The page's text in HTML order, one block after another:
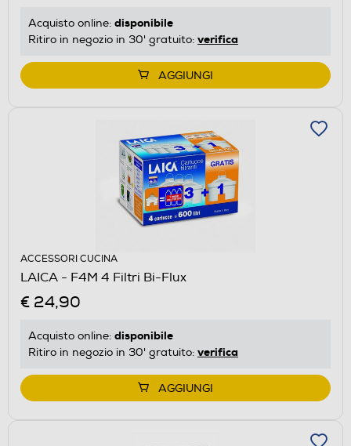
Acquisto online: disponibile
Ritiro in negozio in 30' gratuito: verifica
AGGIUNGI
ACCESSORI CUCINA
LAICA - F4M 4 Filtri Bi-Flux
€ 24,90
Acquisto online: disponibile
Ritiro in negozio in 30' gratuito: verifica
AGGIUNGI